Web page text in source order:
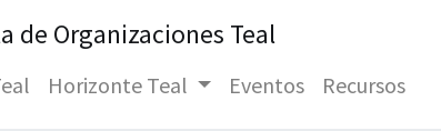
de Organizaciones Teal
Horizonte Teal Eventos Recursos